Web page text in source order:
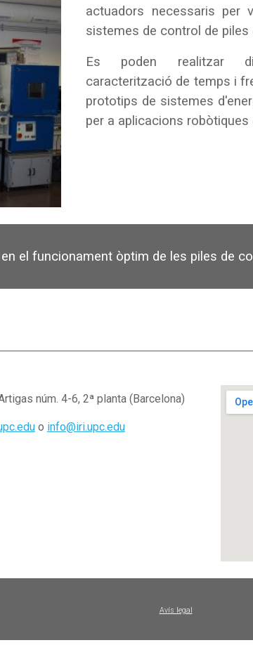
actuadors necessaris per
sistemes de control de
Es poden realitzar
caracterització de temps i
prototips de sistemes
per a aplicacions
el funcionament òptim de les piles de
núm. 4-6, 2ª planta (Barcelona)
o info@iri.upc.edu
Avís legal